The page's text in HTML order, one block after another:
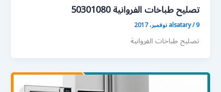
تصليح طباخات الفروانية 50301080
alsatary/9 نوفمبر، 2017
تصليح طباخات الفروانية